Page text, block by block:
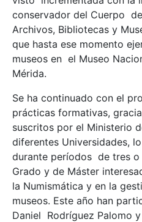
conservador del Cuerpo
Archivos, Bibliotecas y
que hasta ese momento
museos en el Museo
Mérida.
Se ha continuado con el
prácticas formativas,
suscritos por el Ministerio
diferentes Universidades,
durante períodos de tres o
Grado y de Máster
la Numismática y en la
museos. Este año han
Daniel Rodríguez Palomo